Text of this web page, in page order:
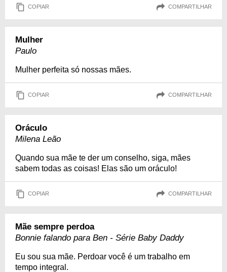
COPIAR COMPARTILHAR
Mulher
Paulo
Mulher perfeita só nossas mães.
COPIAR COMPARTILHAR
Oráculo
Milena Leão
Quando sua mãe te der um conselho, siga, mães
sabem todas as coisas! Elas são um oráculo!
COPIAR COMPARTILHAR
Mãe sempre perdoa
Bonnie falando para Ben - Série Baby Daddy
Eu sou sua mãe. Perdoar você é um trabalho em
tempo integral.